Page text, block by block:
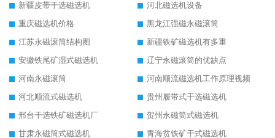
新疆皮带干选磁选机
河北磁选机设备
重庆磁选机价格
黑龙江强磁永磁滚筒
江苏永磁滚筒结构图
新疆铁矿磁选机有多重
安徽铁尾矿湿式磁选机
辽宁永磁滚筒的优缺点
河南永磁滚筒
河南顺流磁选机工作原理视频
河北顺流式磁选机
贵州履带式干选磁选机
邢台干选铁矿磁选机厂
贺州永磁筒式磁选机
甘肃永磁筒式磁选机
青海贫铁矿干式磁选机